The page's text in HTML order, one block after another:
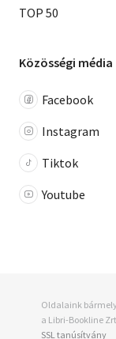
TOP 50
Közösségi média
Facebook
Instagram
Tiktok
Youtube
Oldalaink
a Libri-Bookline
SSL tanúsítvány